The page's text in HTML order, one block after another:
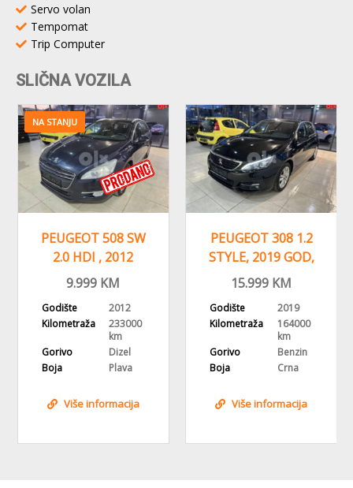
Servo volan
Tempomat
Trip Computer
SLIČNA VOZILA
NA STANJU
PEUGEOT 508 SW
2.0 HDI , 2012
GODINA,
9.999 KM
Godište
2012
Kilometraža
233000
km
Gorivo
Dizel
Boja
Plava
Više informacija
PEUGEOT 308 1.2
STYLE, 2019 GOD,
NAVIGACIJA,ALU
15.999 KM
Godište
2019
Kilometraža
164000
km
Gorivo
Benzin
Boja
Crna
Više informacija